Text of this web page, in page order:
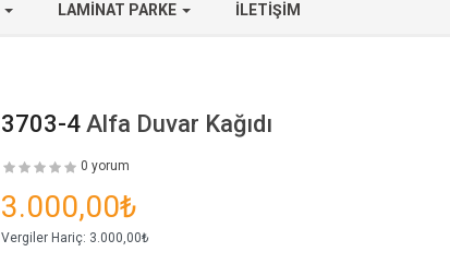
LAMINAT PARKE İLETIŞIM
3703-4 Alfa Duvar Kağıdı
0 yorum
3.000,00₺
Vergiler Hariç: 3.000,00₺